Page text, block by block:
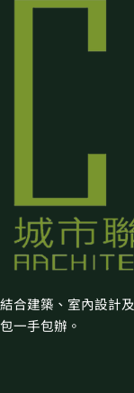
結合建築、室內設計
包一手包辦。